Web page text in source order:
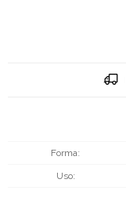
Forma
Uso